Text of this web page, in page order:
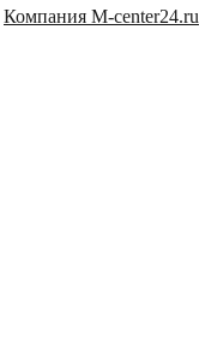
Компания M-center24.ru